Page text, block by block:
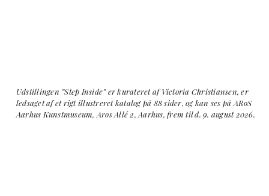
Udstillingen ”Step Inside” er kurateret af Victoria Christiansen, er
ledsaget af et rigt illustreret katalog på 88 sider, og kan ses på ARoS
Aarhus Kunstmuseum, Aros Allé 2, Aarhus, frem til d. 9. august 2026.